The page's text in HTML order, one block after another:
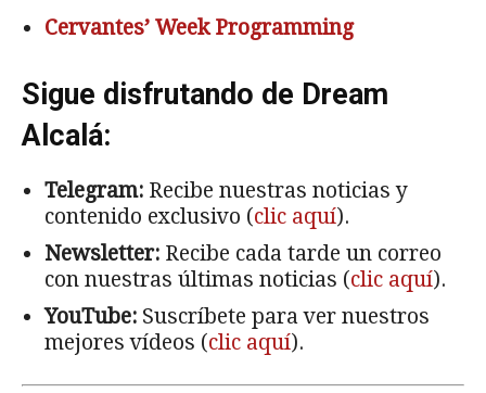
Cervantes’ Week Programming
Sigue disfrutando de Dream
Alcalá:
Telegram: Recibe nuestras noticias y
contenido exclusivo (clic aquí).
Newsletter: Recibe cada tarde un correo
con nuestras últimas noticias (clic aquí).
YouTube: Suscríbete para ver nuestros
mejores vídeos (clic aquí).